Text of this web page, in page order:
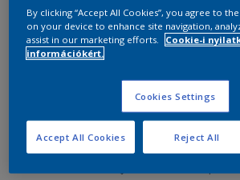
4,13 Liter
4,44 Liter
Add a bevásárló
By clicking “Accept All Cookies”, you agree to
on your device to enhance site navigation,
assist in our marketing efforts.
Cookie-i
információkért.
Cookies Settings
Reject All
Accept All Cookies